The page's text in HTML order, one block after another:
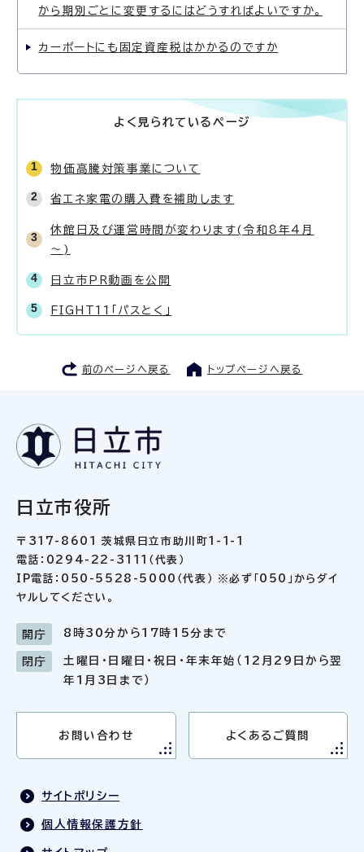
から期別ごとに変更するにはどうすればよいですか。
カーポートにも固定資産税はかかるのですか
よく見られているページ
物価高騰対策事業について
省エネ家電の購入費を補助します
休館日及び運営時間が変わります(令和8年4月
～)
日立市PR動画を公開
FIGHT11「パスとく」
前のページへ戻る トップページへ戻る
日立市役所
〒317-8601 茨城県日立市助川町1-1-1
電話：0294-22-3111（代表）
IP電話：050-5528-5000（代表） ※必ず「050」からダイ
ヤルしてください。
開庁 8時30分から17時15分まで
閉庁
土曜日・日曜日・祝日・年末年始（12月29日から翌
年1月3日まで）
お問い合わせ よくあるご質問
サイトポリシー
個人情報保護方針